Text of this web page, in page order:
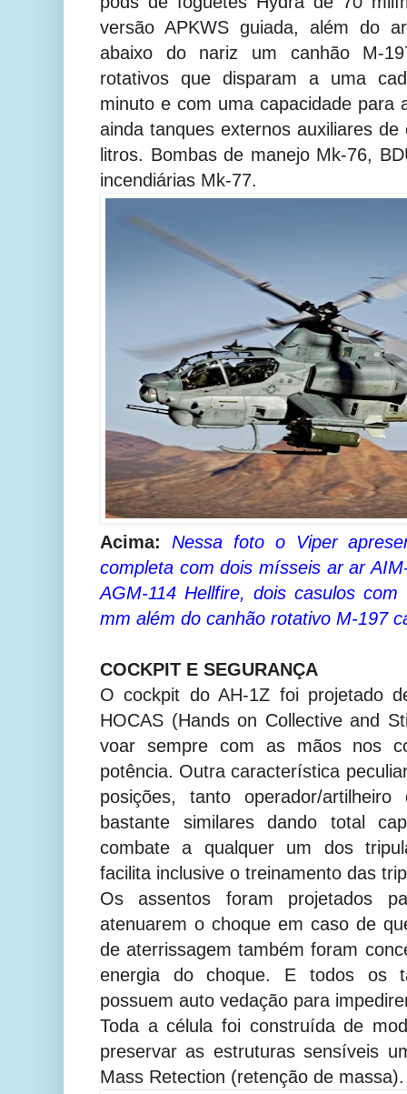
versão APKWS guiada, além do
abaixo do nariz um canhão M-
rotativos que disparam a uma
minuto e com uma capacidade para
ainda tanques externos auxiliares
litros. Bombas de manejo Mk-76,
incendiárias Mk-77.
Acima:
Nessa foto o Viper
completa com dois mísseis ar ar
AGM-114 Hellfire, dois casulos
mm além do canhão rotativo M-197
COCKPIT E SEGURANÇA
O cockpit do AH-1Z foi projetado
HOCAS (Hands on Collective and
voar sempre com as mãos nos
potência. Outra característica
posições, tanto operador/
bastante similares dando total
combate a qualquer um dos
facilita inclusive o treinamento das
Os assentos foram projetados
atenuarem o choque em caso de
de aterrissagem também foram
energia do choque. E todos os
possuem auto vedação para
Toda a célula foi construída de
preservar as estruturas sensíveis
Mass Retection (retenção de massa).